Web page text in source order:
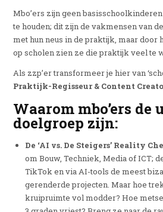
Mbo’ers zijn geen
te houden; dit zijn de vakmensen van
met hun neus in de praktijk, maar door
op scholen zien ze die praktijk veel te
Als zzp’er transformeer je hier van
Praktijk-Regisseur & Content
Waarom mbo’ers de
doelgroep zijn:
De ‘AI vs. De Steigers’ Reality
om Bouw, Techniek, Media of ICT;
TikTok en via AI-tools de meest
gerenderde projecten. Maar hoe
kruipruimte vol modder? Hoe